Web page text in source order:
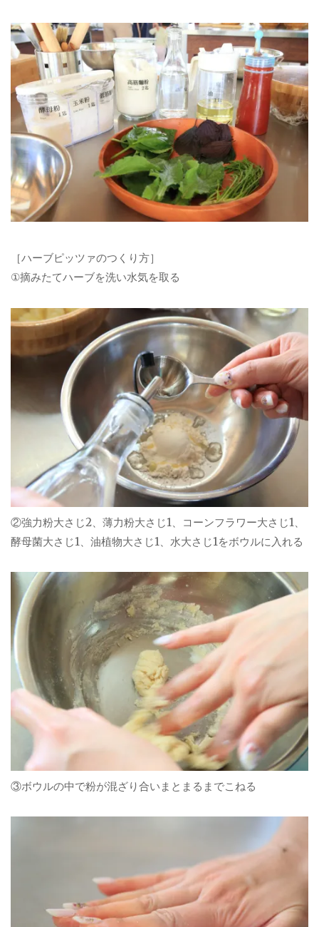
［ハーブピッツァのつくり方］
①摘みたてハーブを洗い水気を取る
②強力粉大さじ2、薄力粉大さじ1、コーンフラワー大さじ1、
酵母菌大さじ1、油植物大さじ1、水大さじ1をボウルに入れる
③ボウルの中で粉が混ざり合いまとまるまでこねる